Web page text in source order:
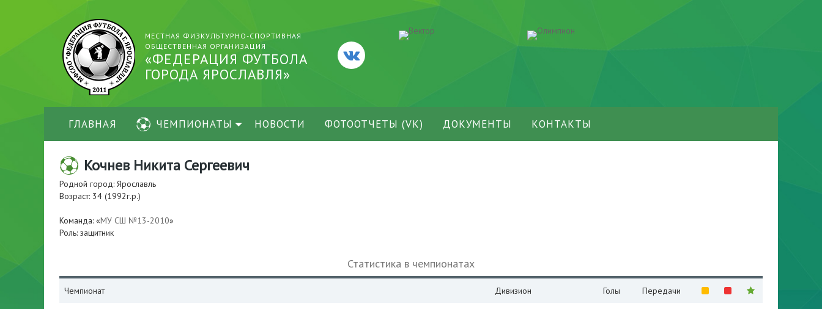
МЕСТНАЯ ФИЗКУЛЬТУРНО-СПОРТИВНАЯ
ОБЩЕСТВЕННАЯ ОРГАНИЗАЦИЯ
«ФЕДЕРАЦИЯ ФУТБОЛА
ГОРОДА ЯРОСЛАВЛЯ»
ГЛАВНАЯ ЧЕМПИОНАТЫ НОВОСТИ ФОТООТЧЕТЫ (VK) ДОКУМЕНТЫ КОНТАКТЫ
Кочнев Никита Сергеевич
Родной город: Ярославль
Возраст: 34 (1992г.р.)
Команда: «МУ СШ №13-2010»
Роль: защитник
Статистика в чемпионатах
Чемпионат Дивизион Голы Передачи